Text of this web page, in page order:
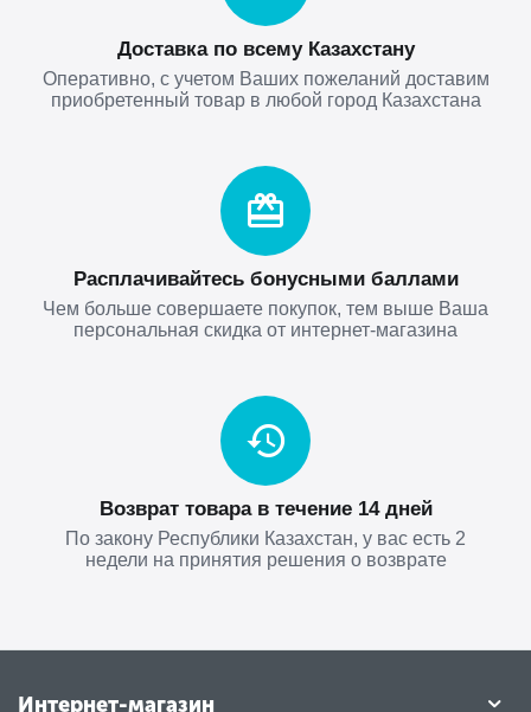
Доставка по всему Казахстану
Оперативно, с учетом Ваших пожеланий доставим
приобретенный товар в любой город Казахстана
Расплачивайтесь бонусными баллами
Чем больше совершаете покупок, тем выше Ваша
персональная скидка от интернет-магазина
Возврат товара в течение 14 дней
По закону Республики Казахстан, у вас есть 2
недели на принятия решения о возврате
Интернет-магазин